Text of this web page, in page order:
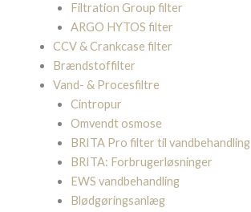
Filtration Group filter
ARGO HYTOS filter
CCV & Crankcase filter
Brændstoffilter
Vand- & Procesfiltre
Cintropur
Omvendt osmose
BRITA Pro filter til vandbehandling
BRITA: Forbrugerløsninger
EWS vandbehandling
Blødgøringsanlæg